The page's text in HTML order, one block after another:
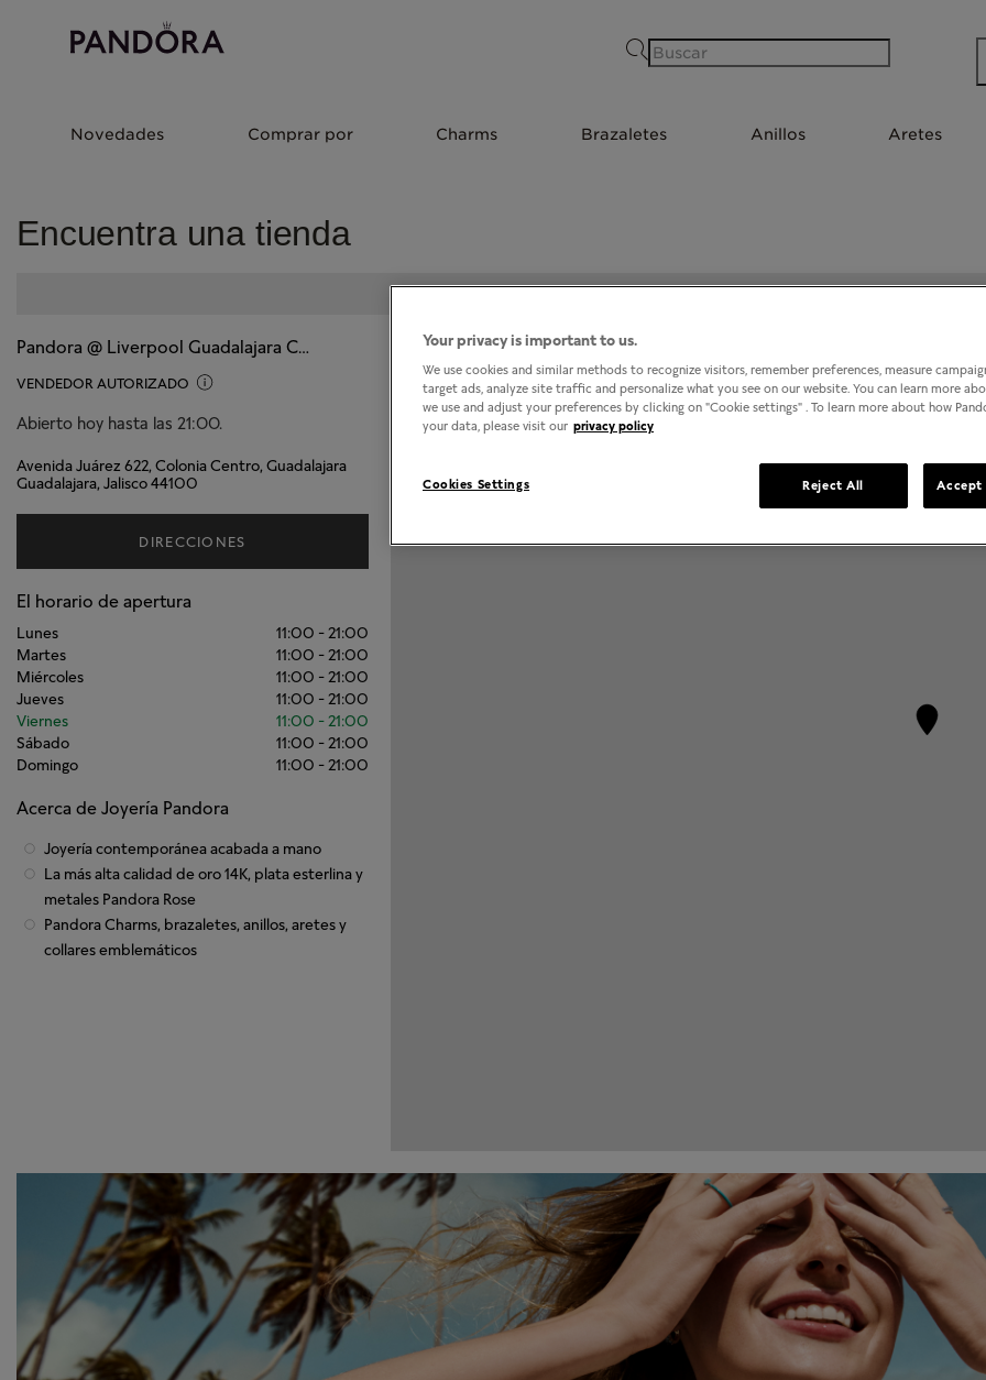
Buscar
Novedades Comprar por Charms Brazaletes Anillos Aretes
Encuentra una tienda
PANDORA @ LIVERPOOL GUADALAJARA CENTRO
Pandora @ Liverpool Guadalajara Centro
VENDEDOR AUTORIZADO
Abierto hoy hasta las 21:00.
Avenida Juárez 622, Colonia Centro, Guadalajara
Guadalajara, Jalisco 44100
DIRECCIONES
El horario de apertura
Lunes 11:00 -21:00
Martes
11:00 -21:00
Miércoles
11:00 -21:00
Jueves
11:00 -21:00
Viernes
11:00 -21:00
Sábado
11:00 -21:00
Domingo
11:00 -21:00
Acerca de Joyería Pandora
Joyería contemporánea acabada a mano
La más alta calidad de oro 14K, plata esterlina y
metales Pandora Rose
Pandora Charms, brazaletes, anillos, aretes y
collares emblemáticos
Your privacy is important to us.
We use cookies and similar methods to recognize visitors, remember preferences, measure
target ads, analyze site traffic and personalize what you see on our website. You can learn more
we use and adjust your preferences by clicking on "Cookie settings" . To learn more about how
your data, please visit our privacy policy
Cookies Settings Reject All Accept